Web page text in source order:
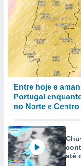
Entre hoje e
Portugal
no Norte e Centro
até